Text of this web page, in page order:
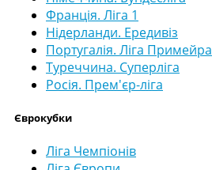
Франція. Ліга 1
Нідерланди. Ередивіз
Португалія. Ліга Примейра
Туреччина. Суперліга
Росія. Прем'єр-ліга
Єврокубки
Ліга Чемпіонів